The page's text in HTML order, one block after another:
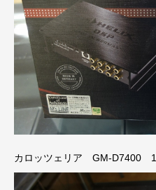
カロッツェリア GM-D7400